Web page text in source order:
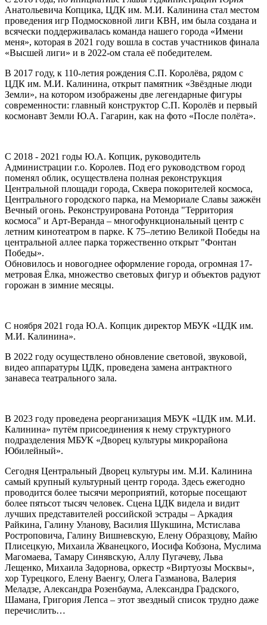
Анатольевича Копцика, ЦДК им. М.И. Калинина стал местом
проведения игр Подмосковной лиги КВН, им была создана и
всячески поддерживалась команда нашего города «Имени
меня», которая в 2021 году вошла в состав участников финала
«Высшей лиги» и в 2022-ом стала её победителем.
В 2017 году, к 110-летия рождения С.П. Королёва, рядом с
ЦДК им. М.И. Калинина, открыт памятник «Звёздные люди
Земли», на котором изображены две легендарные фигуры
современности: главный конструктор С.П. Королёв и первый
космонавт Земли Ю.А. Гагарин, как на фото «После полёта».
С 2018 - 2021 годы Ю.А. Копцик, руководитель
Администрации г.о. Королев. Под его руководством город
поменял облик, осуществлена полная реконструкция
Центральной площади города, Сквера покорителей космоса,
Центрального городского парка, на Мемориале Славы зажжён
Вечный огонь. Реконструирована Ротонда "Территория
космоса" и Арт-Веранда – многофункциональный центр с
летним кинотеатром в парке. К 75–летию Великой Победы на
центральной аллее парка торжественно открыт "Фонтан
Победы».
Обновилось и новогоднее оформление города, огромная 17-
метровая Ёлка, множество световых фигур и объектов радуют
горожан в зимние месяцы.
С ноября 2021 года Ю.А. Копцик директор МБУК «ЦДК им.
М.И. Калинина».
В 2022 году осуществлено обновление световой, звуковой,
видео аппаратуры ЦДК, проведена замена антрактного
занавеса театрального зала.
В 2023 году проведена реорганизация МБУК «ЦДК им. М.И.
Калинина» путём присоединения к нему структурного
подразделения МБУК «Дворец культуры микрорайона
Юбилейный».
Сегодня Центральный Дворец культуры им. М.И. Калинина
самый крупный культурный центр города. Здесь ежегодно
проводится более тысячи мероприятий, которые посещают
более пятьсот тысяч человек. Сцена ЦДК видела и видит
лучших представителей российской эстрады – Аркадия
Райкина, Галину Уланову, Василия Шукшина, Мстислава
Ростроповича, Галину Вишневскую, Елену Образцову, Майю
Плисецкую, Михаила Жванецкого, Иосифа Кобзона, Муслима
Магомаева, Тамару Синявскую, Аллу Пугачеву, Льва
Лещенко, Михаила Задорнова, оркестр «Виртуозы Москвы»,
хор Турецкого, Елену Ваенгу, Олега Газманова, Валерия
Меладзе, Александра Розенбаума, Александра Градского,
Шамана, Григория Лепса – этот звездный список трудно даже
перечислить…